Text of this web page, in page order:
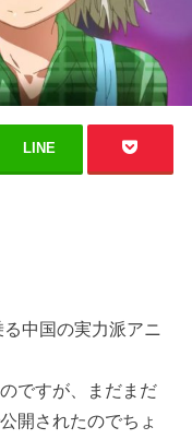
LINE
中国の実力派アニ
ですが、まだまだ
開されたのでちょ